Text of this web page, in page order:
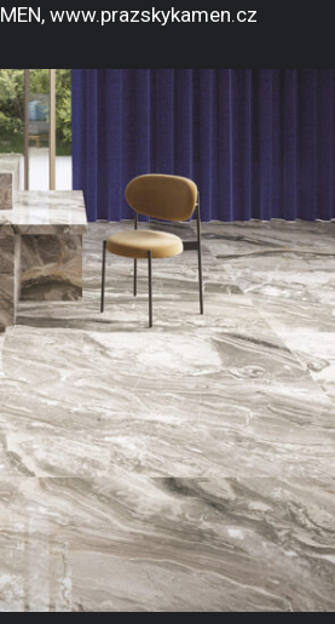
www.prazskykamen.cz